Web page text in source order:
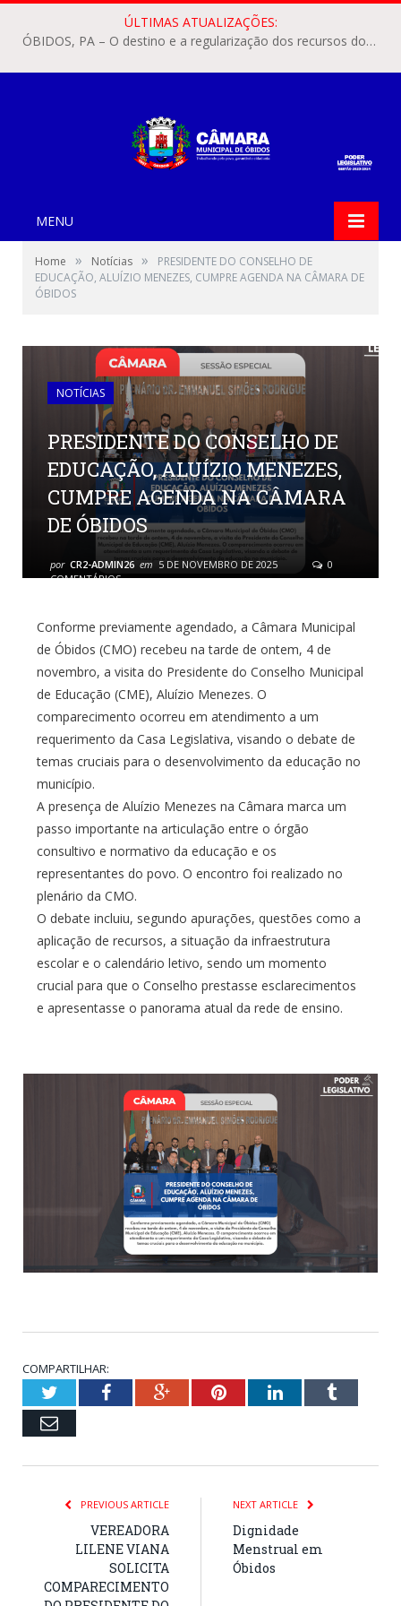
ÚLTIMAS ATUALIZAÇÕES:
ÓBIDOS, PA – O destino e a regularização dos recursos dos Precatórios do FUNDEF (Fundo de Manutenção e Desenvolvimento do Ensino Fundamental e de Valorização do Magistério) voltaram a pautar as discussões na Câmara Municipal de Óbidos.
MENU
Home » Notícias »
PRESIDENTE DO CONSELHO DE
EDUCAÇÃO, ALUÍZIO MENEZES, CUMPRE AGENDA NA CÂMARA DE
ÓBIDOS
NOTÍCIAS
PRESIDENTE DO CONSELHO DE
EDUCAÇÃO, ALUÍZIO MENEZES,
CUMPRE AGENDA NA CÂMARA
DE ÓBIDOS
por CR2-ADMIN26 em 5 DE NOVEMBRO DE 2025
0
COMENTÁRIOS
Conforme previamente agendado, a Câmara Municipal
de Óbidos (CMO) recebeu na tarde de ontem, 4 de
novembro, a visita do Presidente do Conselho Municipal
de Educação (CME), Aluízio Menezes. O
comparecimento ocorreu em atendimento a um
requerimento da Casa Legislativa, visando o debate de
temas cruciais para o desenvolvimento da educação no
município.
A presença de Aluízio Menezes na Câmara marca um
passo importante na articulação entre o órgão
consultivo e normativo da educação e os
representantes do povo. O encontro foi realizado no
plenário da CMO.
O debate incluiu, segundo apurações, questões como a
aplicação de recursos, a situação da infraestrutura
escolar e o calendário letivo, sendo um momento
crucial para que o Conselho prestasse esclarecimentos
e apresentasse o panorama atual da rede de ensino.
COMPARTILHAR:
TwitterFacebookGoogle+PinterestLinkedInTumblr
Email
PREVIOUS ARTICLE
VEREADORA
LILENE VIANA
SOLICITA
COMPARECIMENTO
NEXT ARTICLE
Dignidade
Menstrual em
Óbidos